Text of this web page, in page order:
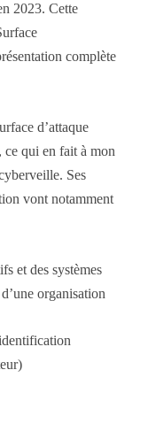
2023. Cette
complète
d’attaque
ce qui en fait à mon
Ses
vont notamment
et des systèmes
organisation